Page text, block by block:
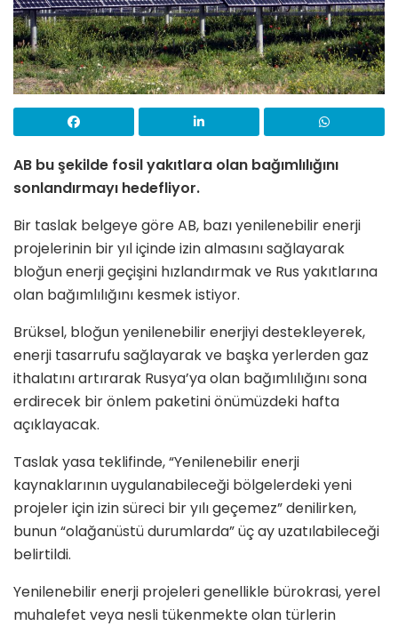
AB bu şekilde fosil yakıtlara olan bağımlılığını
sonlandırmayı hedefliyor.
Bir taslak belgeye göre AB, bazı yenilenebilir enerji
projelerinin bir yıl içinde izin almasını sağlayarak
bloğun enerji geçişini hızlandırmak ve Rus yakıtlarına
olan bağımlılığını kesmek istiyor.
Brüksel, bloğun yenilenebilir enerjiyi destekleyerek,
enerji tasarrufu sağlayarak ve başka yerlerden gaz
ithalatını artırarak Rusya’ya olan bağımlılığını sona
erdirecek bir önlem paketini önümüzdeki hafta
açıklayacak.
Taslak yasa teklifinde, “Yenilenebilir enerji
kaynaklarının uygulanabileceği bölgelerdeki yeni
projeler için izin süreci bir yılı geçemez” denilirken,
bunun “olağanüstü durumlarda” üç ay uzatılabileceği
belirtildi.
Yenilenebilir enerji projeleri genellikle bürokrasi, yerel
muhalefet veya nesli tükenmekte olan türlerin